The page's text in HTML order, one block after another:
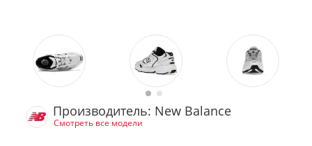
Производитель: New Balance
Смотреть все модели